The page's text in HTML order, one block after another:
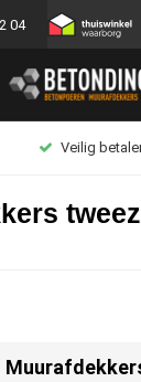
04
Groot